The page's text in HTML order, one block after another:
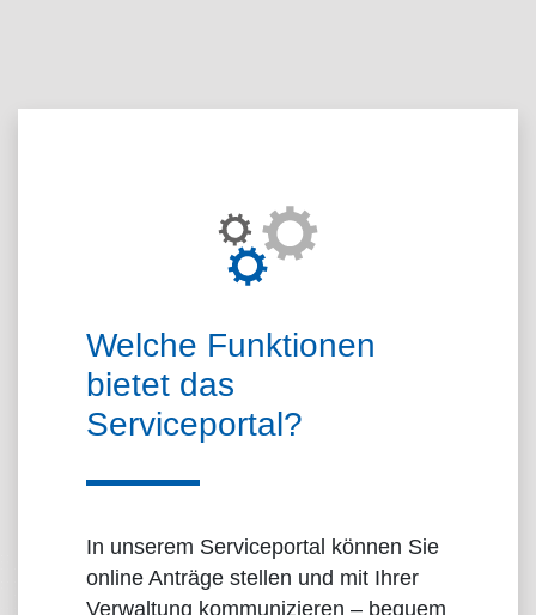
Welche Funktionen
bietet das
Serviceportal?
In unserem Serviceportal können Sie
online Anträge stellen und mit Ihrer
Verwaltung kommunizieren – bequem